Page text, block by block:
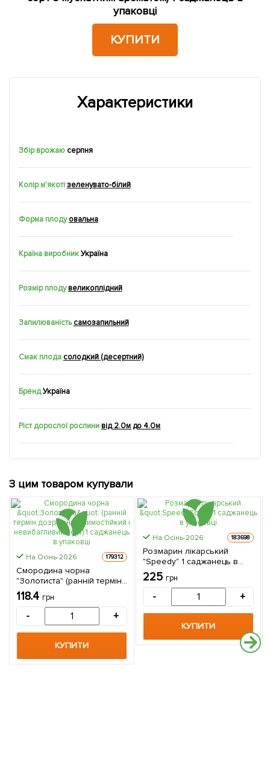
упаковці
КУПИТИ
Характеристики
Збір врожаю серпня
Колір м'якоті зеленувато-білий
Форма плоду овальна
Країна виробник Україна
Розмір плодувеликоплідний
Запилюваність самозапильний
Смак плода солодкий (десертний)
БрендУкраїна
Ріст дорослої рослини від 2.0м до 4.0м
З цим товаром купували
На Осінь-2026 179312
Смородина чорна
"Золотиста" (ранній термін
дозрівання, зимостійкий і
невибагливий сорт) 1
саджанець в упаковці
118.4 грн
- +
КУПИТИ
На Осінь-2026 183698
Розмарин лікарський
"Speedy" 1 саджанець в
упаковці
225 грн
- +
КУПИТИ